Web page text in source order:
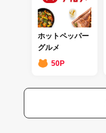
ホットペッパー
グルメ
50P